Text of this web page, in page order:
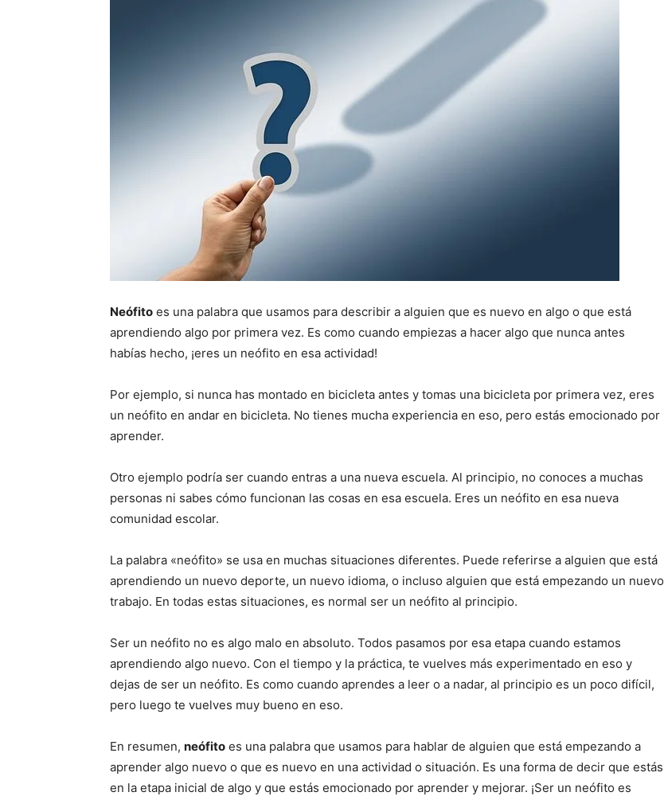
Neófito es una palabra que usamos para describir a alguien que es nuevo en algo o que está
aprendiendo algo por primera vez. Es como cuando empiezas a hacer algo que nunca antes
habías hecho, ¡eres un neófito en esa actividad!
Por ejemplo, si nunca has montado en bicicleta antes y tomas una bicicleta por primera vez, eres
un neófito en andar en bicicleta. No tienes mucha experiencia en eso, pero estás emocionado por
aprender.
Otro ejemplo podría ser cuando entras a una nueva escuela. Al principio, no conoces a muchas
personas ni sabes cómo funcionan las cosas en esa escuela. Eres un neófito en esa nueva
comunidad escolar.
La palabra «neófito» se usa en muchas situaciones diferentes. Puede referirse a alguien que está
aprendiendo un nuevo deporte, un nuevo idioma, o incluso alguien que está empezando un nuevo
trabajo. En todas estas situaciones, es normal ser un neófito al principio.
Ser un neófito no es algo malo en absoluto. Todos pasamos por esa etapa cuando estamos
aprendiendo algo nuevo. Con el tiempo y la práctica, te vuelves más experimentado en eso y
dejas de ser un neófito. Es como cuando aprendes a leer o a nadar, al principio es un poco difícil,
pero luego te vuelves muy bueno en eso.
En resumen, neófito es una palabra que usamos para hablar de alguien que está empezando a
aprender algo nuevo o que es nuevo en una actividad o situación. Es una forma de decir que estás
en la etapa inicial de algo y que estás emocionado por aprender y mejorar. ¡Ser un neófito es